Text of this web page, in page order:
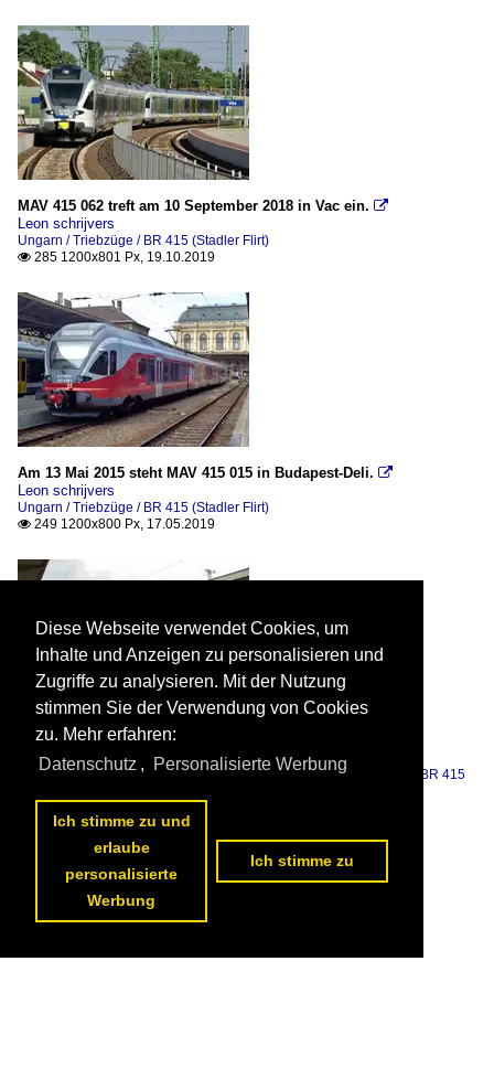
MAV 415 062 treft am 10 September 2018 in Vac ein. 
Leon schrijvers
Ungarn / Triebzüge / BR 415 (Stadler Flirt)
 285 1200x801 Px, 19.10.2019
Am 13 Mai 2015 steht MAV 415 015 in Budapest-Deli. 
Leon schrijvers
Ungarn / Triebzüge / BR 415 (Stadler Flirt)
 249 1200x800 Px, 17.05.2019
GySEV 415 507 steht am 10 Mai 2017 in Györ.
Leon schrijvers
Ungarn / Unternehmen / GySEV Raaberbahn, Ungarn / Triebzüge / BR 415
Diese Webseite verwendet Cookies, um
Inhalte und Anzeigen zu personalisieren und
Zugriffe zu analysieren. Mit der Nutzung
stimmen Sie der Verwendung von Cookies
zu. Mehr erfahren:
Datenschutz , Personalisierte Werbung
Ich stimme zu und
erlaube
personalisierte
Werbung
Ich stimme zu